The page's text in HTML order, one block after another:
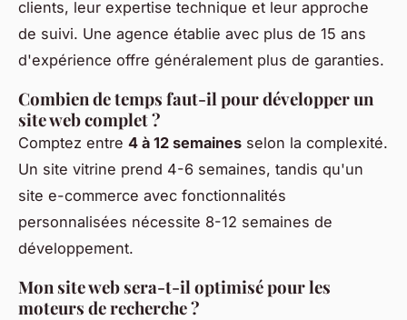
clients, leur expertise technique et leur approche
de suivi. Une agence établie avec plus de 15 ans
d'expérience offre généralement plus de garanties.
Combien de temps faut-il pour développer un
site web complet ?
Comptez entre 4 à 12 semaines selon la complexité.
Un site vitrine prend 4-6 semaines, tandis qu'un
site e-commerce avec fonctionnalités
personnalisées nécessite 8-12 semaines de
développement.
Mon site web sera-t-il optimisé pour les
moteurs de recherche ?